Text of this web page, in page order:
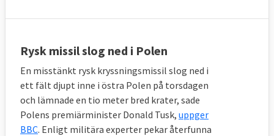
Rysk missil slog ned i Polen
En misstänkt rysk kryssningsmissil slog ned i
ett fält djupt inne i östra Polen på torsdagen
och lämnade en tio meter bred krater, sade
Polens premiärminister Donald Tusk, uppger
BBC. Enligt militära experter pekar återfunna